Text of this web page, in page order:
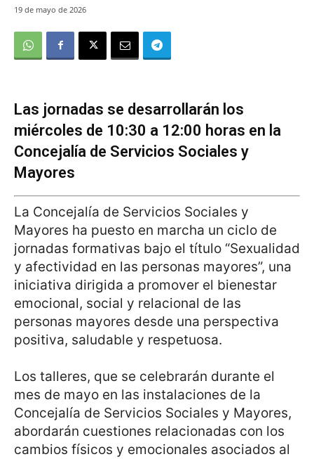
19 de mayo de 2026
Las jornadas se desarrollarán los
miércoles de 10:30 a 12:00 horas en la
Concejalía de Servicios Sociales y
Mayores
La Concejalía de Servicios Sociales y
Mayores ha puesto en marcha un ciclo de
jornadas formativas bajo el título “Sexualidad
y afectividad en las personas mayores”, una
iniciativa dirigida a promover el bienestar
emocional, social y relacional de las
personas mayores desde una perspectiva
positiva, saludable y respetuosa.
Los talleres, que se celebrarán durante el
mes de mayo en las instalaciones de la
Concejalía de Servicios Sociales y Mayores,
abordarán cuestiones relacionadas con los
cambios físicos y emocionales asociados al